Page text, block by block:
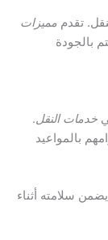
تقدم مميزات
بالجودة
خدمات النقل.
بالمواعيد
سلامته أثناء